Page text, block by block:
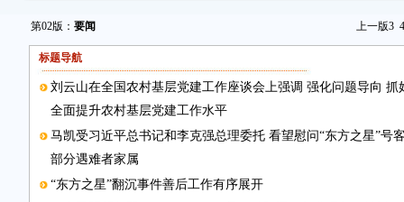
第02版： 要闻 上一版3 4
标题导航
刘云山在全国农村基层党建工作座谈会上强调 强化问题导向 抓
全面提升农村基层党建工作水平
马凯受习近平总书记和李克强总理委托 看望慰问“东方之星”号
部分遇难者家属
“东方之星”翻沉事件善后工作有序展开